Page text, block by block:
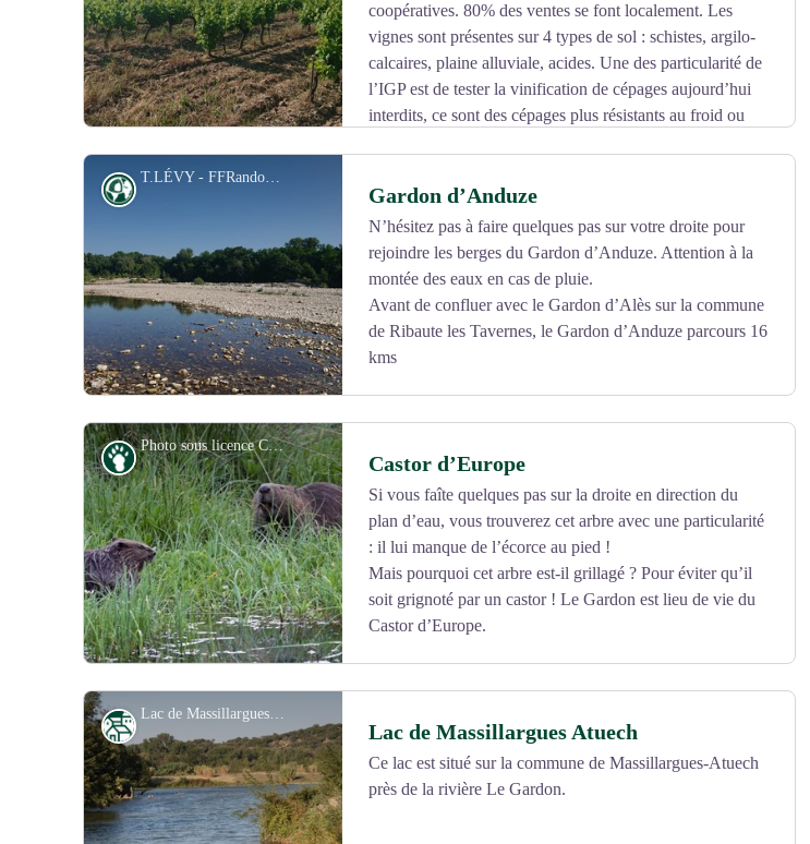
Voir l'image en plein écran
coopératives. 80% des ventes se font localement. Les
vignes sont présentes sur 4 types de sol : schistes, argilo-
calcaires, plaine alluviale, acides. Une des particularité de
l’IGP est de tester la vinification de cépages aujourd’hui
interdits, ce sont des cépages plus résistants au froid ou
T.LÉVY - FFRandonnée Gard
Voir l'image en plein écran
Géologie Gardon d’Anduze
N’hésitez pas à faire quelques pas sur votre droite pour
rejoindre les berges du Gardon d’Anduze. Attention à la
montée des eaux en cas de pluie.
Avant de confluer avec le Gardon d’Alès sur la commune
de Ribaute les Tavernes, le Gardon d’Anduze parcours 16
kms
Photo sous licence CC BY-SA 3.0, Ray Scott
Voir l'image en plein écran
Faune Castor d’Europe
Si vous faîte quelques pas sur la droite en direction du
plan d’eau, vous trouverez cet arbre avec une particularité
: il lui manque de l’écorce au pied !
Mais pourquoi cet arbre est-il grillagé ? Pour éviter qu’il
soit grignoté par un castor ! Le Gardon est lieu de vie du
Castor d’Europe.
Lac de Massillargues-Atuech-1
Patrimoine Lac de Massillargues Atuech
Ce lac est situé sur la commune de Massillargues-Atuech
près de la rivière Le Gardon.